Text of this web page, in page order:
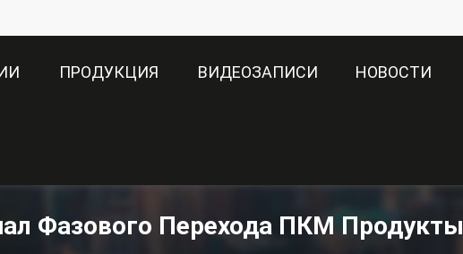
ПРОДУКЦИЯ ВИДЕОЗАПИСИ НОВОСТИ
Фазового Перехода ПКМ Продукты